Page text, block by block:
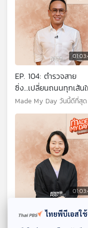
EP. 104: ตำรวจสาย
ซิ่ง...เปลี่ยนถนนทุกเส้น
เป็น "ทางรอด" - พ.ต.อ.
รกฤต จารุนภัทร์
Made My Day วันนี้ดีที่สุด
EP. 106: เริ่มต้นใหม่ให้
เหนื่อย ด้วยปรัชญาญี่ปุ่
ไทยพีบีเอสใ